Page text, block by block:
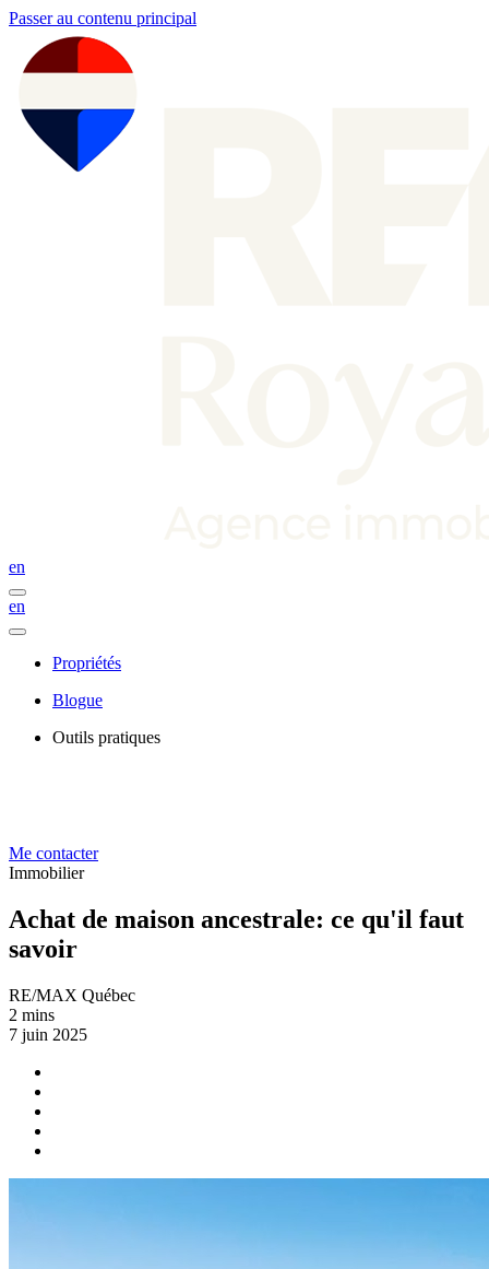
Passer au contenu principal
en
en
Propriétés
Blogue
Outils pratiques
Me contacter
Immobilier
Achat de maison ancestrale: ce qu'il faut
savoir
RE/MAX Québec
2 mins
7 juin 2025